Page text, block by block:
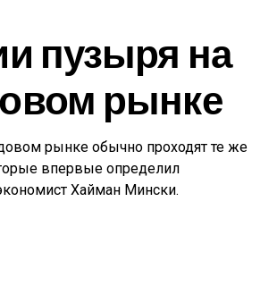
пузыря на
рынке
рынке обычно проходят те же
впервые определил
Хайман Мински.